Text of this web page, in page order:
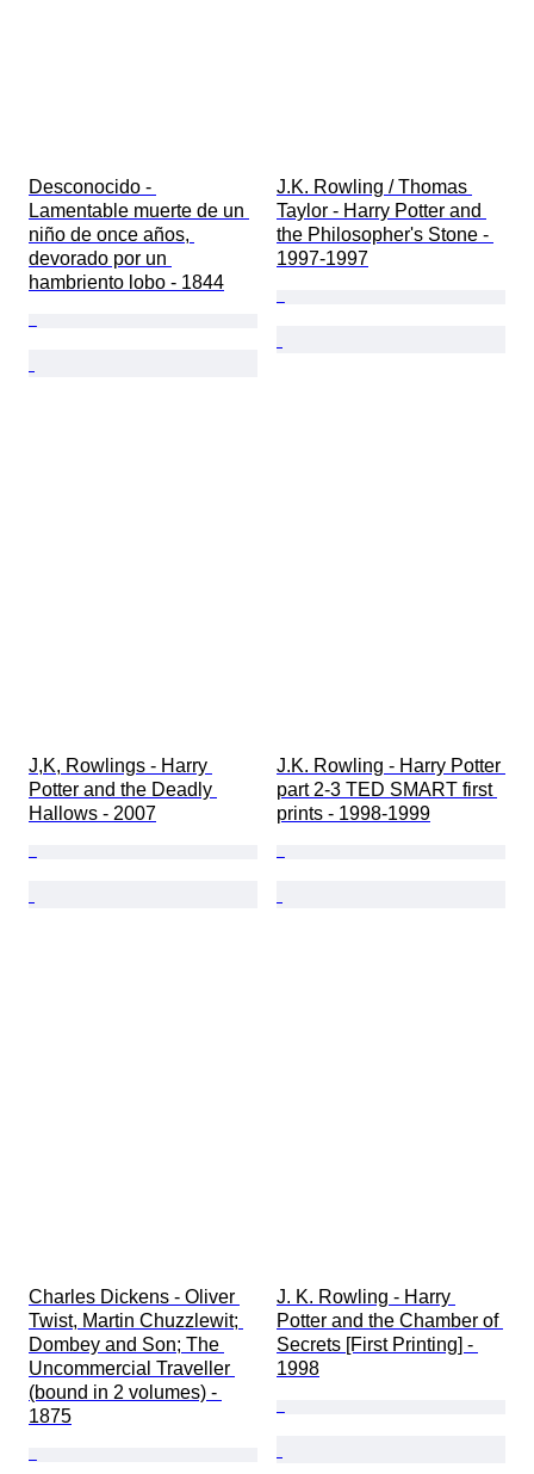
Desconocido -
Lamentable muerte de un
niño de once años,
devorado por un
hambriento lobo - 1844
J.K. Rowling / Thomas
Taylor - Harry Potter and
the Philosopher's Stone -
1997-1997
J,K, Rowlings - Harry
Potter and the Deadly
Hallows - 2007
J.K. Rowling - Harry Potter
part 2-3 TED SMART first
prints - 1998-1999
Charles Dickens - Oliver
Twist, Martin Chuzzlewit;
Dombey and Son; The
Uncommercial Traveller
(bound in 2 volumes) -
1875
J. K. Rowling - Harry
Potter and the Chamber of
Secrets [First Printing] -
1998